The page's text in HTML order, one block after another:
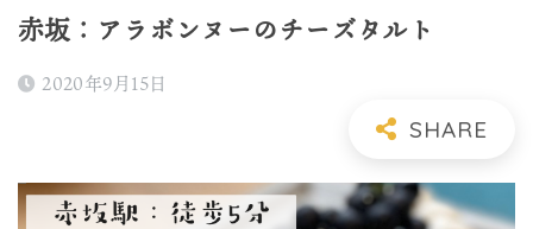
赤坂：アラボンヌーのチーズタルト
2020年9月15日